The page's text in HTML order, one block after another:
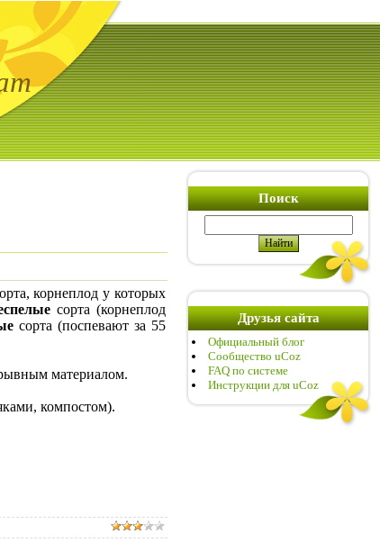
корнеплод у которых
сорта (корнеплод
сорта (поспевают за 55
материалом.
компостом).
Поиск
Друзья сайта
Официальный блог
Сообщество uCoz
FAQ по системе
Инструкции для uCoz